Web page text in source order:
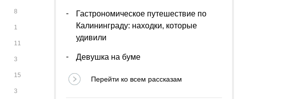
8
1
11
3
15
3
Гастрономическое путешествие по
Калининграду: находки, которые
удивили
Девушка на буме
Перейти ко всем рассказам